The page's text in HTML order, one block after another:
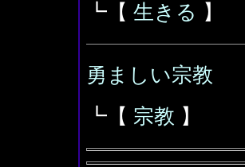
┗【 生きる 】
勇ましい宗教
┗【 宗教 】